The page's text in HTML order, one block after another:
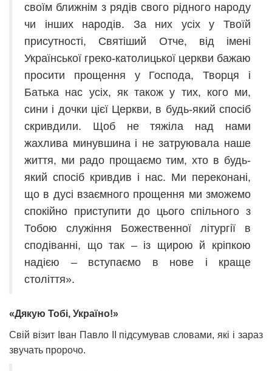
своїм ближнім з рядів свого рідного народу
чи інших народів. За них усіх у Твоїй
присутності, Святіший Отче, від імені
Української греко-католицької церкви бажаю
просити прощення у Господа, Творця і
Батька нас усіх, як також у тих, кого ми,
сини і дочки цієї Церкви, в будь-який спосіб
скривдили. Щоб не тяжіла над нами
жахлива минувшина і не затруювала наше
життя, ми радо прощаємо тим, хто в будь-
який спосіб кривдив і нас. Ми переконані,
що в дусі взаємного прощення ми зможемо
спокійно приступити до цього спільного з
Тобою служіння Божественної літургії в
сподіванні, що так – із щирою й кріпкою
надією – вступаємо в нове і краще
століття».
«Дякую Тобі, Україно!»
Свій візит Іван Павло ІІ підсумував словами, які і зараз
звучать пророчо.